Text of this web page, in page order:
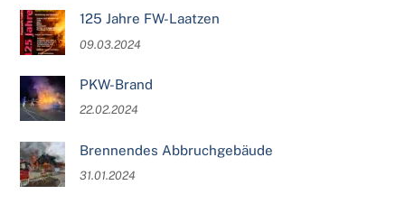
125 Jahre FW-Laatzen
09.03.2024
PKW-Brand
22.02.2024
Brennendes Abbruchgebäude
31.01.2024